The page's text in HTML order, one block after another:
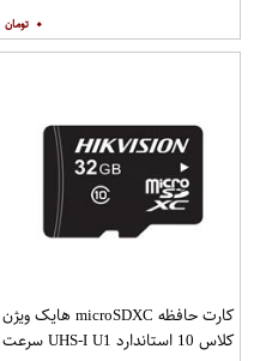
گیگابایت
۰
کارت حافظه microSDXC هایک ویژن
کلاس 10 استاندارد UHS-I U1 سرعت